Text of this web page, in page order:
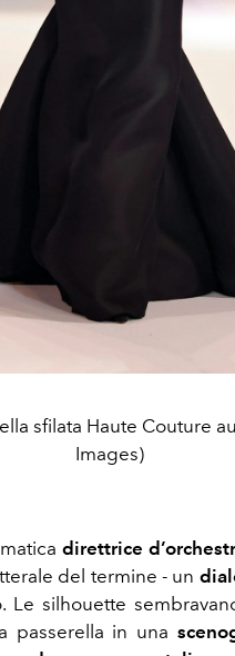
sfilata Haute Couture
Images)
direttrice
del termine - un
Le silhouette
passerella in una